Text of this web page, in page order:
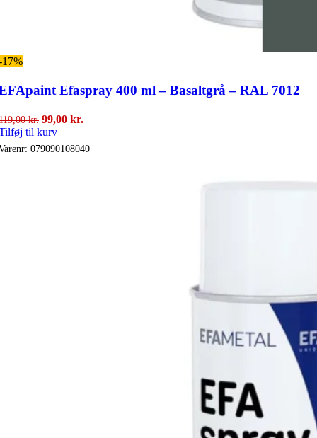
17%
Efaspray 400 ml – Basaltgrå – RAL 7012
kr. Den
oprindelige
pris
99,00 kr.
pris
til kurv
079090108040